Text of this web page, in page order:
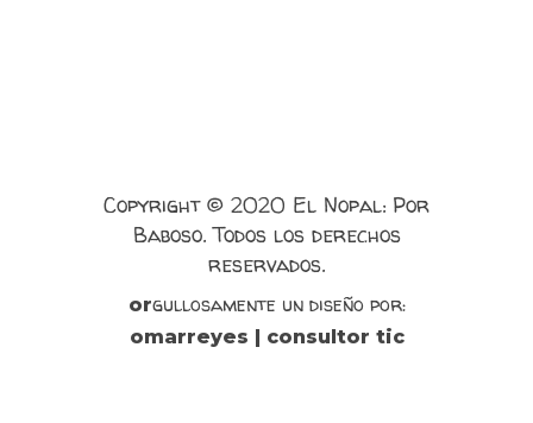
Copyright © 2020 El Nopal: Por
Baboso. Todos los derechos
reservados.
orgullosamente un diseño por:
omarreyes | consultor tic